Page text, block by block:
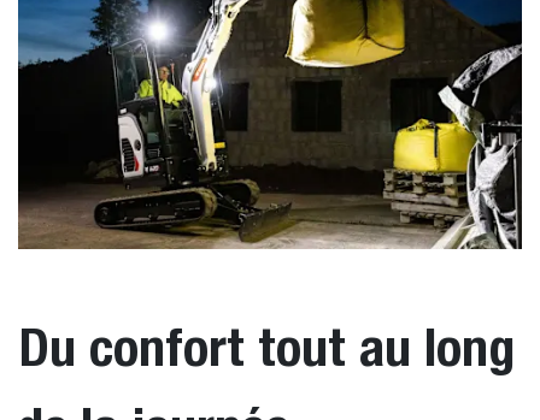
Du confort tout au long